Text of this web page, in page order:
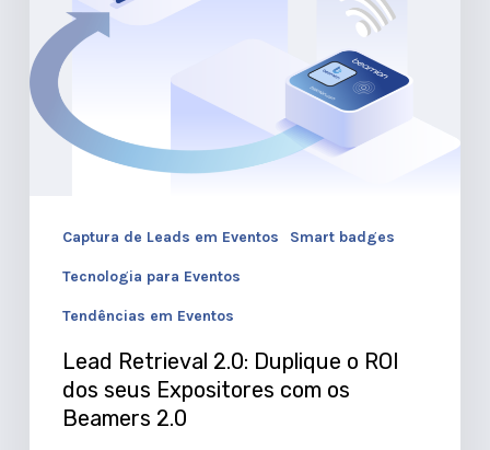
dos
seus
Expositores
Captura de Leads em Eventos Smart badges
Tecnologia para Eventos
Tendências em Eventos
Lead Retrieval 2.0: Duplique o ROI
dos seus Expositores com os
Beamers 2.0